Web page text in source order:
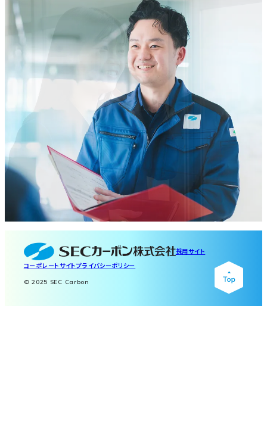
採用サイト
コーポレートサイトプライバシーポリシー
© 2025 SEC Carbon